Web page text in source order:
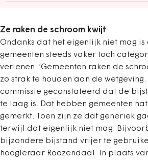
Ze raken de schroom kwijt
Ondanks dat het eigenlijk niet mag
gemeenten steeds vaker toch
verlenen. ‘Gemeenten raken de
zo strak te houden aan de
commissie geconstateerd dat de
te laag is. Dat hebben gemeenten
gemerkt. Toen zijn ze dat generiek
terwijl dat eigenlijk niet mag.
bijzondere bijstand vrijer te
hoogleraar Roozendaal. In plaats